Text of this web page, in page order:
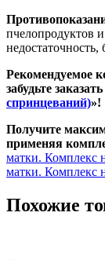
пчелопродуктов
недостаточность,
Рекомендуемое
забудьте
спринцеваний)»!
Получите
применяя
матки. Комплекс
матки. Комплекс
Похожие